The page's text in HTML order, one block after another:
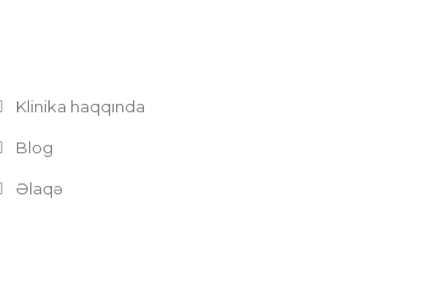
Klinika haqqında
Blog
Əlaqə